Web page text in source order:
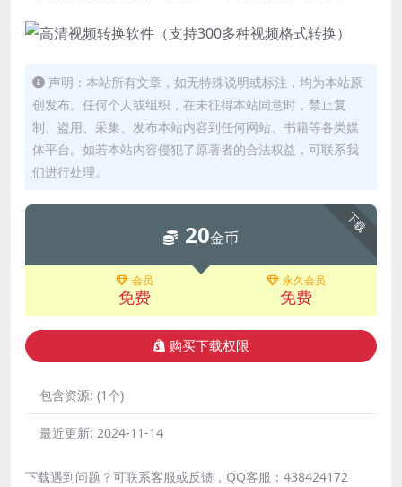
声明：本站所有文章，如无特殊说明或标注，均为本站原
创发布。任何个人或组织，在未征得本站同意时，禁止复
制、盗用、采集、发布本站内容到任何网站、书籍等各类媒
体平台。如若本站内容侵犯了原著者的合法权益，可联系我
们进行处理。
下载
20金币
会员
免费
永久会员
免费
购买下载权限
包含资源: (1个)
最近更新: 2024-11-14
下载遇到问题？可联系客服或反馈，QQ客服：438424172